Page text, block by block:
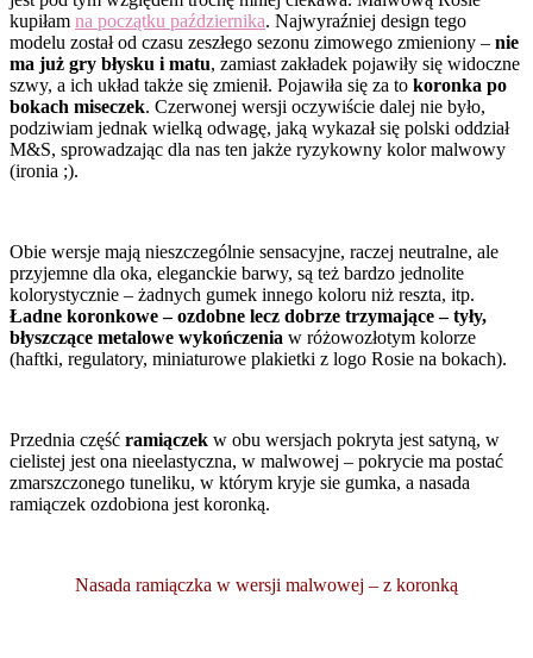
kupiłam na początku października. Najwyraźniej design tego
modelu został od czasu zeszłego sezonu zimowego zmieniony – nie
ma już gry błysku i matu, zamiast zakładek pojawiły się widoczne
szwy, a ich układ także się zmienił. Pojawiła się za to koronka po
bokach miseczek. Czerwonej wersji oczywiście dalej nie było,
podziwiam jednak wielką odwagę, jaką wykazał się polski oddział
M&S, sprowadzając dla nas ten jakże ryzykowny kolor malwowy
(ironia ;).
Obie wersje mają nieszczególnie sensacyjne, raczej neutralne, ale
przyjemne dla oka, eleganckie barwy, są też bardzo jednolite
kolorystycznie – żadnych gumek innego koloru niż reszta, itp.
Ładne koronkowe – ozdobne lecz dobrze trzymające – tyły,
błyszczące metalowe wykończenia w różowozłotym kolorze
(haftki, regulatory, miniaturowe plakietki z logo Rosie na bokach).
Przednia część ramiączek w obu wersjach pokryta jest satyną, w
cielistej jest ona nieelastyczna, w malwowej – pokrycie ma postać
zmarszczonego tuneliku, w którym kryje sie gumka, a nasada
ramiączek ozdobiona jest koronką.
Nasada ramiączka w wersji malwowej – z koronką